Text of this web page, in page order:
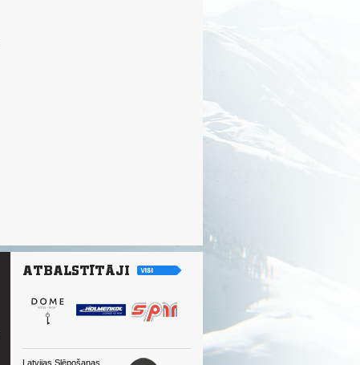
Latvijas Slēpošanas